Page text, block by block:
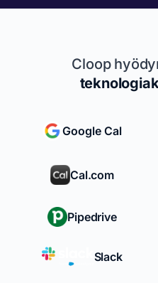
Cloop
Google Cal
Cal.com
Pipedrive
Slack